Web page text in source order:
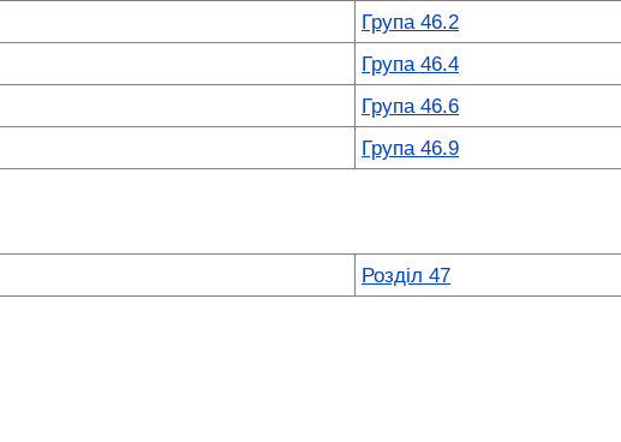
Група 46.2
Група 46.4
Група 46.6
Група 46.9
Розділ 47